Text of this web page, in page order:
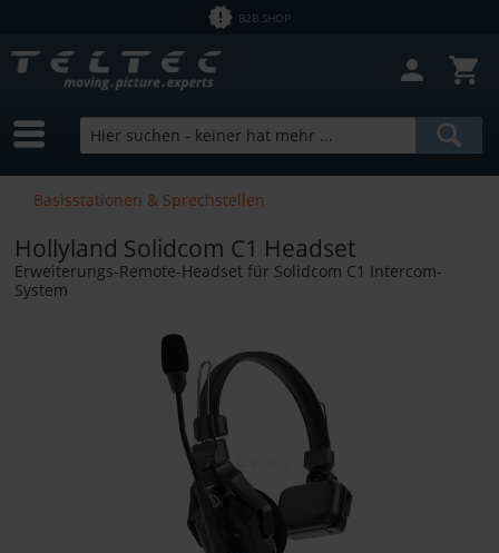
B2B SHOP
Basisstationen & Sprechstellen
Hollyland Solidcom C1 Headset
Erweiterungs-Remote-Headset für Solidcom C1 Intercom-
System
Sofort lieferbar
Hersteller
von2,50 € bis 24070,59 €